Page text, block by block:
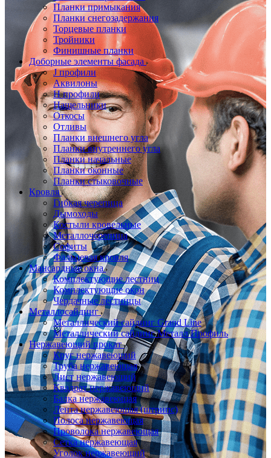
Планки примыкания
Планки снегозадержания
Торцевые планки
Тройники
Финишные планки
Доборные элементы фасада
J профили
Аквилоны
Н профили
Нащельники
Откосы
Отливы
Планки внешнего угла
Планки внутреннего угла
Планки начальные
Планки оконные
Планки стыковочные
Кровля
Гибкая черепица
Дымоходы
Костыли кровельные
Металлочерепица
Софиты
Фальцевая кровля
Мансардные окна
Комплектующие лестниц
Комплектующие окон
Чердачные лестницы
Металлосайдинг
Металлический сайдинг Grand Line
Металлический сайдинг Металл Профиль
Нержавеющий прокат
Круг нержавеющий
Труба нержавеющая
Лист нержавеющий
Квадрат нержавеющий
Балка нержавеющая
Лента нержавеющая (штрипс)
Полоса нержавеющая
Проволока нержавеющая
Сетка нержавеющая
Уголок нержавеющий